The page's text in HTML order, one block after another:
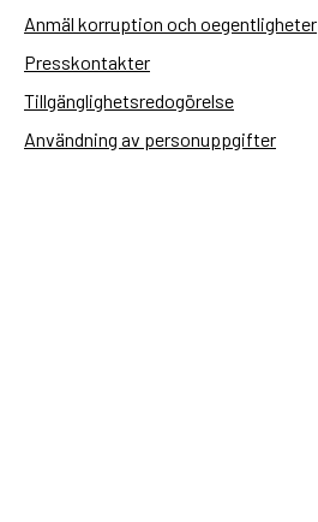
Anmäl korruption och oegentligheter
Presskontakter
Tillgänglighetsredogörelse
Användning av personuppgifter